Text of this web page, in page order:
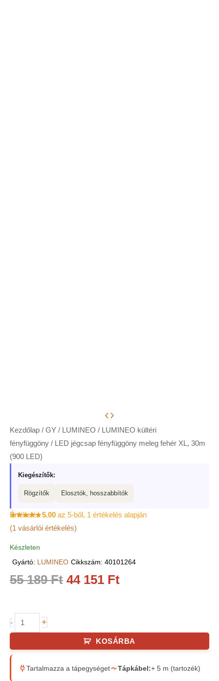
Kezdőlap / GY / LUMINEO /
LUMINEO kültéri
fényfüggöny / LED jégcsap fényfüggöny meleg fehér XL, 30m
(900 LED)
Kiegészítők:
Rögzítők Elosztók, hosszabbítók
Értékelés5.00 az 5-ből, 1 értékelés alapján
(1 vásárlói értékelés)
55 189Ft Original
55
189 Ft.
44 151 FtCurrent
44
151 Ft.
-
LED
jégcsap
fehér
+
KOSÁRBA
Tartalmazza a tápegységet Tápkábel:+ 5 m (tartozék)
Készleten
·Gyártó: LUMINEO·Cikkszám: 40101264